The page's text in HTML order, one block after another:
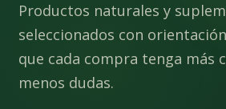
Productos naturales y
seleccionados con
que cada compra tenga más
menos dudas.